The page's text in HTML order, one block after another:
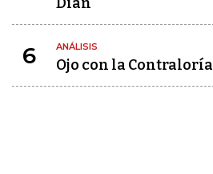
6 ANÁLISIS
Ojo con la Contraloría